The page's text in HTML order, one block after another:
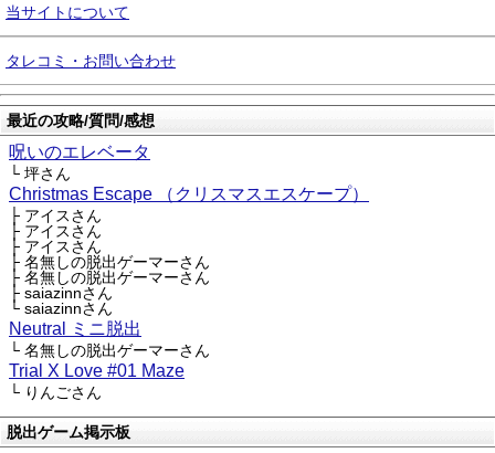
当サイトについて
タレコミ・お問い合わせ
最近の攻略/質問/感想
呪いのエレベータ
└ 坪さん
Christmas Escape （クリスマスエスケープ）
├ アイスさん
├ アイスさん
├ アイスさん
├ 名無しの脱出ゲーマーさん
├ 名無しの脱出ゲーマーさん
├ saiazinnさん
└ saiazinnさん
Neutral ミニ脱出
└ 名無しの脱出ゲーマーさん
Trial X Love #01 Maze
└ りんごさん
脱出ゲーム掲示板